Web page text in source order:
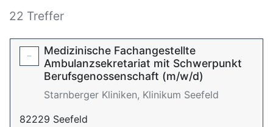
22 Treffer
Medizinische Fachangestellte
Ambulanzsekretariat mit Schwerpunkt
Berufsgenossenschaft (m/w/d)
Starnberger Kliniken, Klinikum Seefeld
82229 Seefeld